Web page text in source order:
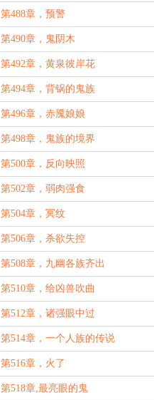
第488章，预警
第490章，鬼阴木
第492章，黄泉彼岸花
第494章，背锅的鬼族
第496章，赤魇娘娘
第498章，鬼族的境界
第500章，反向映照
第502章，弱肉强食
第504章，冥纹
第506章，杀欲失控
第508章，九幽各族齐出
第510章，给凶兽吹曲
第512章，诸强眼中过
第514章，一个人族的传说
第516章，火了
第518章,最亮眼的鬼